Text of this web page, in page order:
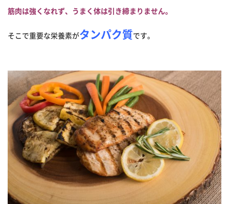
筋肉は強くなれず、うまく体は引き締まりません。
そこで重要な栄養素がタンパク質です。